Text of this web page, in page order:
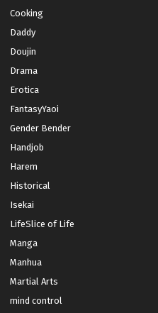
Cooking
Daddy
Doujin
Drama
Erotica
FantasyYaoi
Gender Bender
Handjob
Harem
Historical
Isekai
LifeSlice of Life
Manga
Manhua
Martial Arts
mind control